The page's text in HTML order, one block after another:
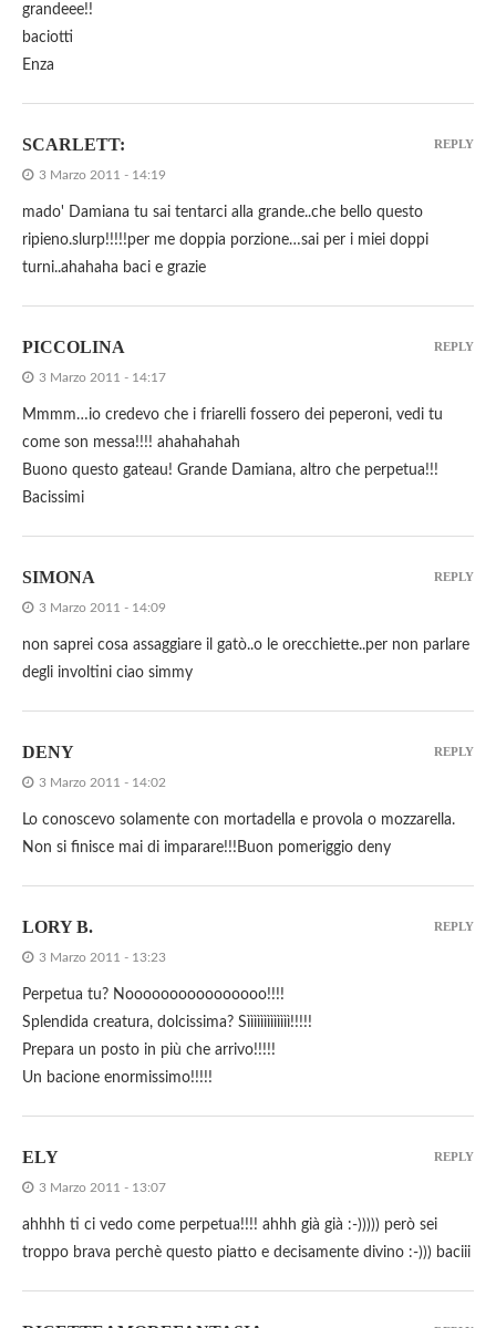
grandeee!!
baciotti
Enza
SCARLETT:
3 Marzo 2011 - 14:19
mado' Damiana tu sai tentarci alla grande..che bello questo
ripieno.slurp!!!!!per me doppia porzione…sai per i miei doppi
turni..ahahaha baci e grazie
REPLY
PICCOLINA
3 Marzo 2011 - 14:17
Mmmm…io credevo che i friarelli fossero dei peperoni, vedi tu
come son messa!!!! ahahahahah
Buono questo gateau! Grande Damiana, altro che perpetua!!!
Bacissimi
REPLY
SIMONA
3 Marzo 2011 - 14:09
non saprei cosa assaggiare il gatò..o le orecchiette..per non parlare
degli involtini ciao simmy
REPLY
DENY
3 Marzo 2011 - 14:02
Lo conoscevo solamente con mortadella e provola o mozzarella.
Non si finisce mai di imparare!!!Buon pomeriggio deny
REPLY
LORY B.
3 Marzo 2011 - 13:23
Perpetua tu? Noooooooooooooooo!!!!
Splendida creatura, dolcissima? Sììììììììììììì!!!!!
Prepara un posto in più che arrivo!!!!!
Un bacione enormissimo!!!!!
REPLY
ELY
3 Marzo 2011 - 13:07
ahhhh ti ci vedo come perpetua!!!! ahhh già già :-))))) però sei
troppo brava perchè questo piatto e decisamente divino :-))) baciii
REPLY